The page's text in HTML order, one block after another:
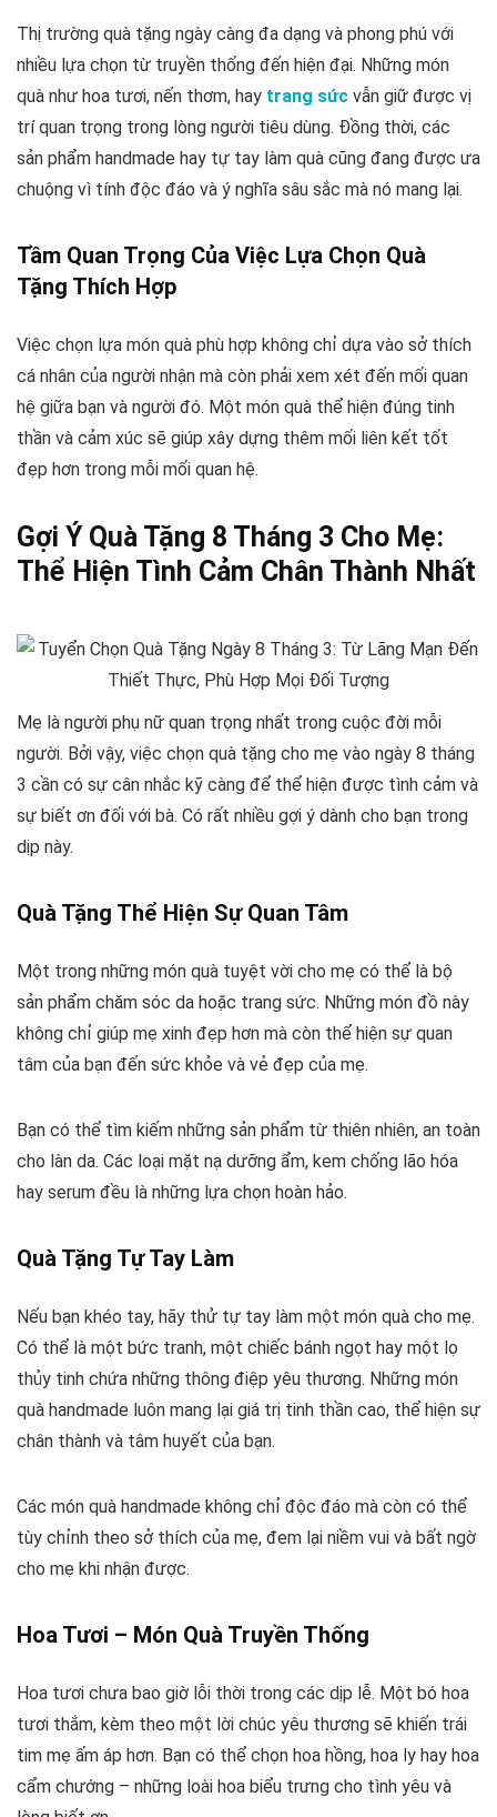
Thị trường quà tặng ngày càng đa dạng và phong phú với
nhiều lựa chọn từ truyền thống đến hiện đại. Những món
quà như hoa tươi, nến thơm, hay trang sức vẫn giữ được vị
trí quan trọng trong lòng người tiêu dùng. Đồng thời, các
sản phẩm handmade hay tự tay làm quà cũng đang được ưa
chuộng vì tính độc đáo và ý nghĩa sâu sắc mà nó mang lại.
Tầm Quan Trọng Của Việc Lựa Chọn Quà
Tặng Thích Hợp
Việc chọn lựa món quà phù hợp không chỉ dựa vào sở thích
cá nhân của người nhận mà còn phải xem xét đến mối quan
hệ giữa bạn và người đó. Một món quà thể hiện đúng tinh
thần và cảm xúc sẽ giúp xây dựng thêm mối liên kết tốt
đẹp hơn trong mỗi mối quan hệ.
Gợi Ý Quà Tặng 8 Tháng 3 Cho Mẹ:
Thể Hiện Tình Cảm Chân Thành Nhất
Mẹ là người phụ nữ quan trọng nhất trong cuộc đời mỗi
người. Bởi vậy, việc chọn quà tặng cho mẹ vào ngày 8 tháng
3 cần có sự cân nhắc kỹ càng để thể hiện được tình cảm và
sự biết ơn đối với bà. Có rất nhiều gợi ý dành cho bạn trong
dịp này.
Quà Tặng Thể Hiện Sự Quan Tâm
Một trong những món quà tuyệt vời cho mẹ có thể là bộ
sản phẩm chăm sóc da hoặc trang sức. Những món đồ này
không chỉ giúp mẹ xinh đẹp hơn mà còn thể hiện sự quan
tâm của bạn đến sức khỏe và vẻ đẹp của mẹ.
Bạn có thể tìm kiếm những sản phẩm từ thiên nhiên, an toàn
cho làn da. Các loại mặt nạ dưỡng ẩm, kem chống lão hóa
hay serum đều là những lựa chọn hoàn hảo.
Quà Tặng Tự Tay Làm
Nếu bạn khéo tay, hãy thử tự tay làm một món quà cho mẹ.
Có thể là một bức tranh, một chiếc bánh ngọt hay một lọ
thủy tinh chứa những thông điệp yêu thương. Những món
quà handmade luôn mang lại giá trị tinh thần cao, thể hiện sự
chân thành và tâm huyết của bạn.
Các món quà handmade không chỉ độc đáo mà còn có thể
tùy chỉnh theo sở thích của mẹ, đem lại niềm vui và bất ngờ
cho mẹ khi nhận được.
Hoa Tươi – Món Quà Truyền Thống
Hoa tươi chưa bao giờ lỗi thời trong các dịp lễ. Một bó hoa
tươi thắm, kèm theo một lời chúc yêu thương sẽ khiến trái
tim mẹ ấm áp hơn. Bạn có thể chọn hoa hồng, hoa ly hay hoa
cẩm chướng – những loài hoa biểu trưng cho tình yêu và